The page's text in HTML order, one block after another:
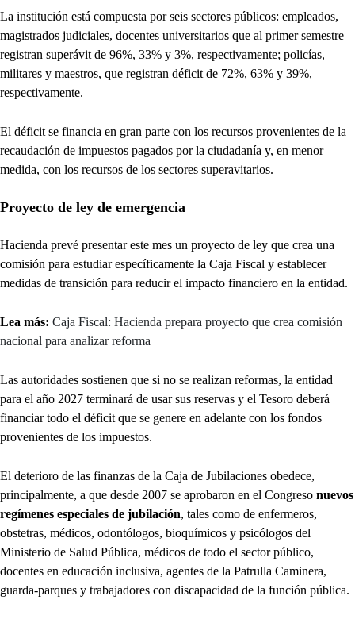
La institución está compuesta por seis sectores públicos: empleados,
magistrados judiciales, docentes universitarios que al primer semestre
registran superávit de 96%, 33% y 3%, respectivamente; policías,
militares y maestros, que registran déficit de 72%, 63% y 39%,
respectivamente.
El déficit se financia en gran parte con los recursos provenientes de la
recaudación de impuestos pagados por la ciudadanía y, en menor
medida, con los recursos de los sectores superavitarios.
Proyecto de ley de emergencia
Hacienda prevé presentar este mes un proyecto de ley que crea una
comisión para estudiar específicamente la Caja Fiscal y establecer
medidas de transición para reducir el impacto financiero en la entidad.
Lea más: Caja Fiscal: Hacienda prepara proyecto que crea comisión
nacional para analizar reforma
Las autoridades sostienen que si no se realizan reformas, la entidad
para el año 2027 terminará de usar sus reservas y el Tesoro deberá
financiar todo el déficit que se genere en adelante con los fondos
provenientes de los impuestos.
El deterioro de las finanzas de la Caja de Jubilaciones obedece,
principalmente, a que desde 2007 se aprobaron en el Congreso nuevos
regímenes especiales de jubilación, tales como de enfermeros,
obstetras, médicos, odontólogos, bioquímicos y psicólogos del
Ministerio de Salud Pública, médicos de todo el sector público,
docentes en educación inclusiva, agentes de la Patrulla Caminera,
guarda-parques y trabajadores con discapacidad de la función pública.